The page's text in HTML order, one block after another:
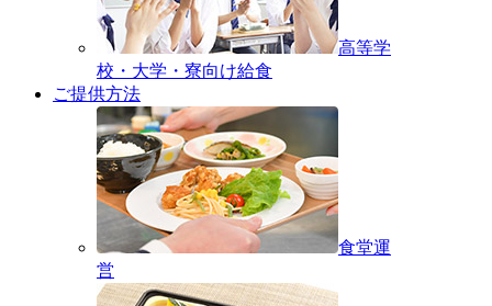
高等学
校・大学・寮向け給食
ご提供方法
食堂運
営